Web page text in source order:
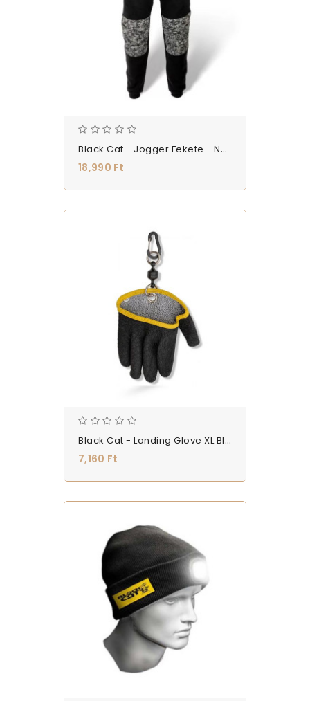
Black Cat - Jogger Fekete - Nadrág
18,990 Ft
Black Cat - Landing Glove XL Black - Kesztyű - (9392003)
7,160 Ft